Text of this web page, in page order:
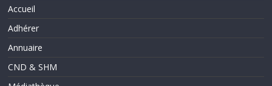
Accueil
Adhérer
Annuaire
CND & SHM